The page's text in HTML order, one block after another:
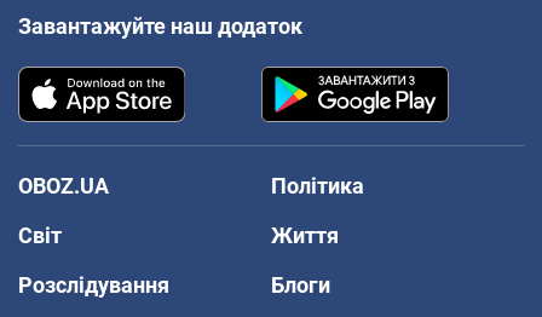
Завантажуйте наш додаток
OBOZ.UA
Політика
Світ
Життя
Розслідування
Блоги